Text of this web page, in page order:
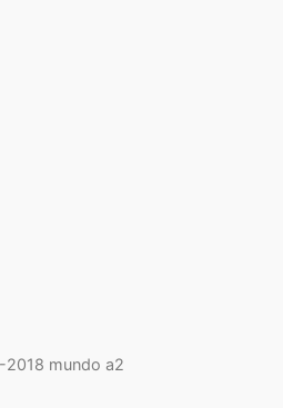
mundo a2